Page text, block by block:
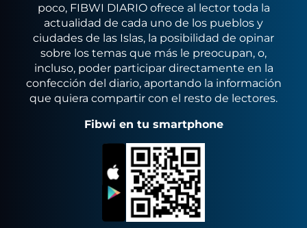
poco, FIBWI DIARIO ofrece al lector toda la
actualidad de cada uno de los pueblos y
ciudades de las Islas, la posibilidad de opinar
sobre los temas que más le preocupan, o,
incluso, poder participar directamente en la
confección del diario, aportando la información
que quiera compartir con el resto de lectores.
Fibwi en tu smartphone